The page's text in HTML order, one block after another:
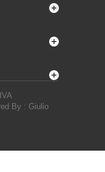
By : Giulio